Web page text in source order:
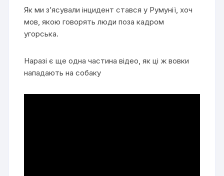
Як ми з’ясували інцидент стався у Румунії, хоч
мов, якою говорять люди поза кадром
угорська.
Наразі є ще одна частина відео, як ці ж вовки
нападають на собаку